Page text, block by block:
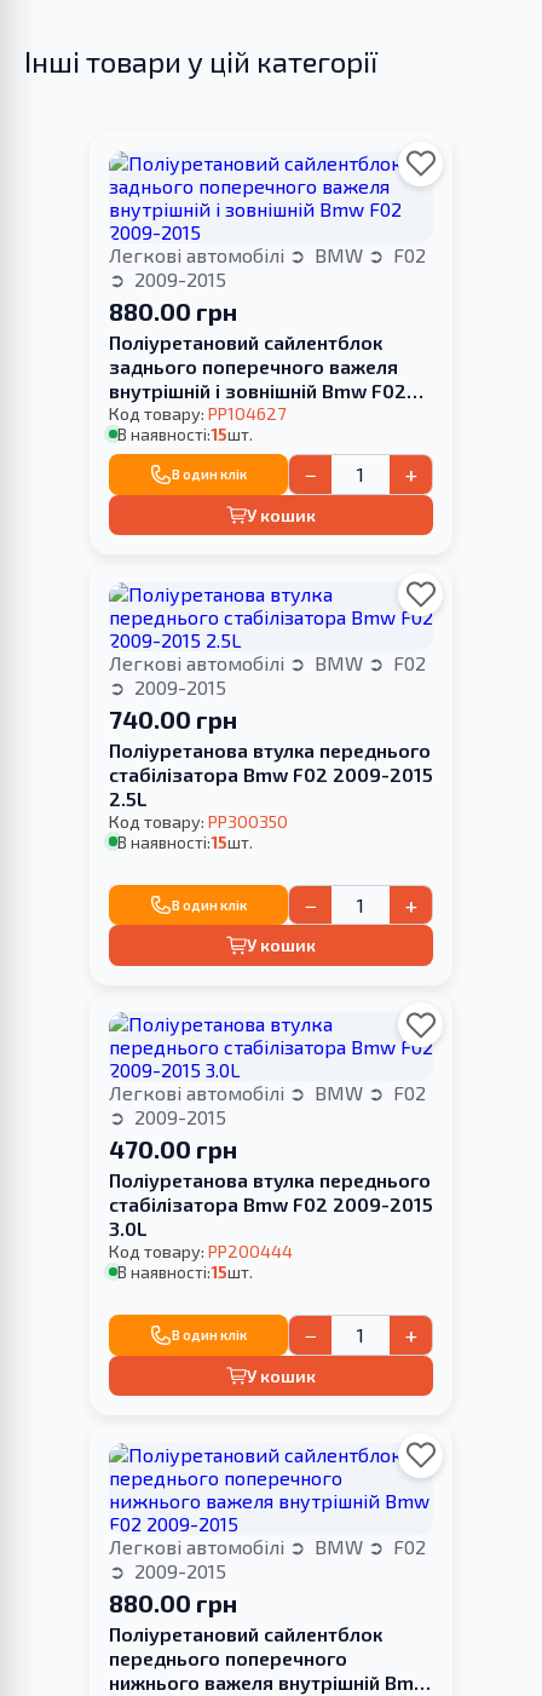
Інші товари у цій категорії
Легкові автомобілі BMW
F02
2009-2015
880.00 грн
Поліуретановий сайлентблок
заднього поперечного важеля
внутрішній і зовнішній Bmw F02
2009-2015
Код товару: PP104627
В наявності:15шт.
В один клік − +
У кошик
Легкові автомобілі BMW
F02
2009-2015
740.00 грн
Поліуретанова втулка переднього
стабілізатора Bmw F02 2009-2015
2.5L
Код товару: PP300350
В наявності:15шт.
В один клік − +
У кошик
Легкові автомобілі BMW
F02
2009-2015
470.00 грн
Поліуретанова втулка переднього
стабілізатора Bmw F02 2009-2015
3.0L
Код товару: PP200444
В наявності:15шт.
В один клік − +
У кошик
Легкові автомобілі BMW
F02
2009-2015
880.00 грн
Поліуретановий сайлентблок
переднього поперечного
нижнього важеля внутрішній Bmw